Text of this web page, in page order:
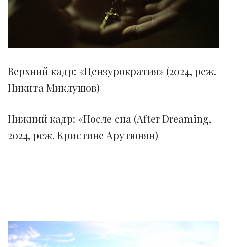
Верхний кадр: «Цензурократия» (2024, реж.
Никита Миклушов)
Нижний кадр: «После сна (After Dreaming,
2024, реж. Кристине Арутюнян)